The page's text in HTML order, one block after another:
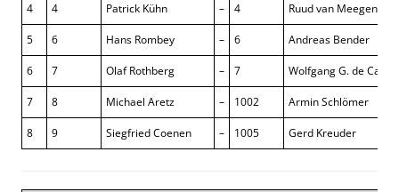
4 4 Patrick Kühn – 4 Ruud van Meegen
5 6 Hans Rombey – 6 Andreas Bender
6 7 Olaf Rothberg – 7 Wolfgang G. de
7 8 Michael Aretz – 1002 Armin Schlömer
8 9 Siegfried Coenen – 1005 Gerd Kreuder